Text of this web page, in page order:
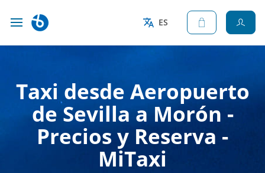
ES
Taxi desde Aeropuerto
de Sevilla a Morón -
Precios y Reserva -
MiTaxi